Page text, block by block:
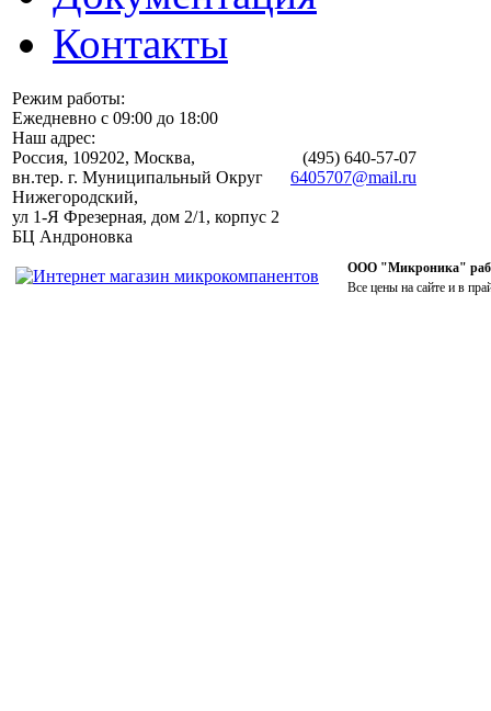
Контакты
Режим работы:
Ежедневно с 09:00 до 18:00
Наш адрес:
Россия, 109202, Москва,
вн.тер. г. Муниципальный Округ
Нижегородский,
ул 1-Я Фрезерная, дом 2/1, корпус 2
БЦ Андроновка
(495) 640-57-07
6405707@mail.ru
ООО "Микроника"
Все цены на сайте и в